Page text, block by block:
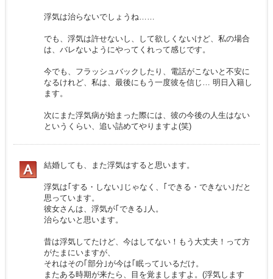
浮気は治らないでしょうね……
でも、浮気は許せないし、して欲しくないけど、私の場合
は、バレないようにやってくれって感じです。
今でも、フラッシュバックしたり、電話がこないと不安に
なるけれど、私は、最後にもう一度彼を信じ… 明日入籍し
ます。
次にまた浮気病が始まった際には、彼の今後の人生はない
というくらい、追い詰めてやりますよ(笑)
結婚しても、また浮気はすると思います。
浮気は｢する・しない｣じゃなく、｢できる・できない｣だと
思っています。
彼女さんは、浮気が｢できる｣人。
治らないと思います。
昔は浮気してたけど、今はしてない！もう大丈夫！って方
がたまにいますが、
それはその｢部分｣が今は｢眠って｣いるだけ。
またある時期が来たら、目を覚ましますよ。(浮気します